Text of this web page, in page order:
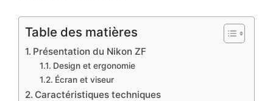
Table des matières
Présentation du Nikon ZF
Design et ergonomie
Écran et viseur
Caractéristiques techniques